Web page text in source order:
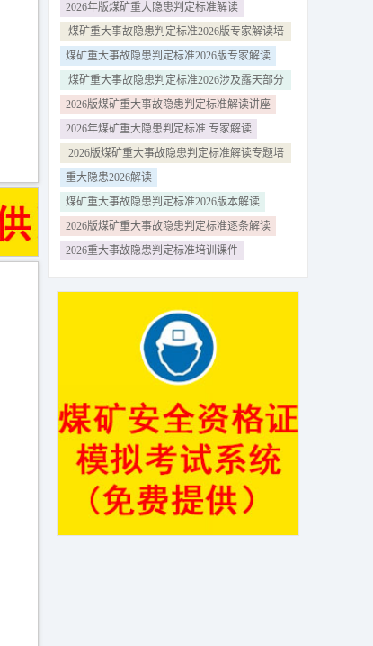
2026年版煤矿重大隐患判定标准解读
煤矿重大事故隐患判定标准2026版专家解读培
训课件
煤矿重大事故隐患判定标准2026版专家解读
煤矿重大事故隐患判定标准2026涉及露天部分
解读
2026版煤矿重大事故隐患判定标准解读讲座
2026年煤矿重大隐患判定标准 专家解读
2026版煤矿重大事故隐患判定标准解读专题培
重大隐患2026解读
煤矿重大事故隐患判定标准2026版本解读
2026版煤矿重大事故隐患判定标准逐条解读
2026重大事故隐患判定标准培训课件